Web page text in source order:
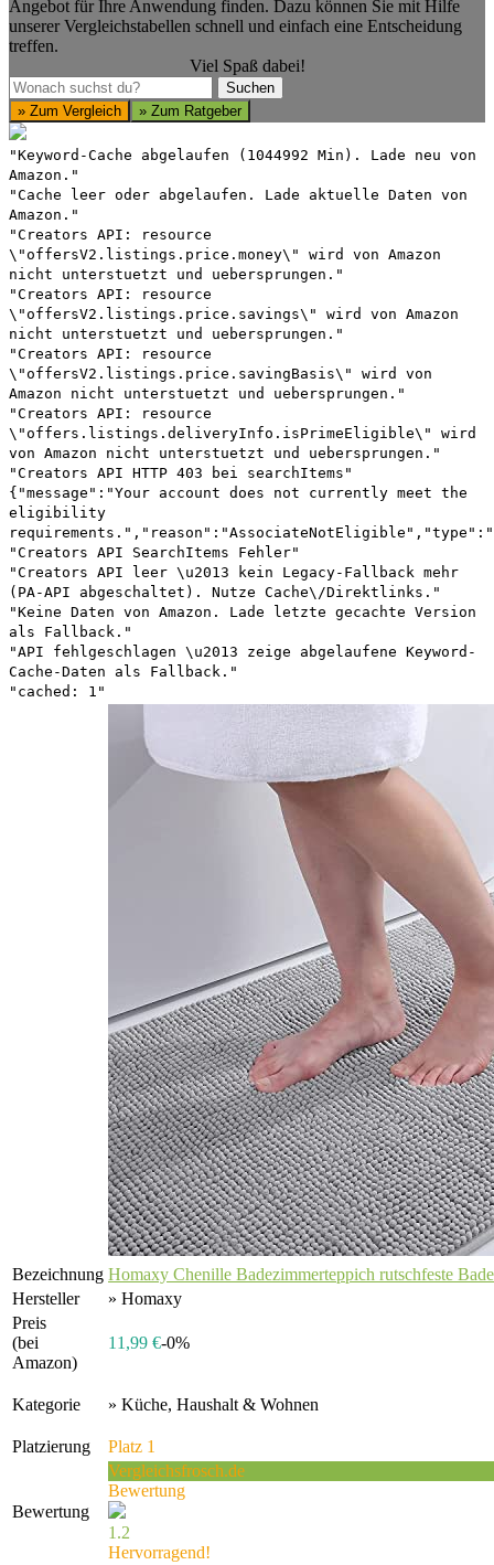
Angebot für Ihre Anwendung finden. Dazu können Sie mit Hilfe
unserer Vergleichstabellen schnell und einfach eine Entscheidung
treffen.
Viel Spaß dabei!
Suchen
Suchen
» Zum Vergleich
» Zum Ratgeber
"Keyword-Cache abgelaufen (1044992 Min). Lade neu von
Amazon."
"Cache leer oder abgelaufen. Lade aktuelle Daten von
Amazon."
"Creators API: resource
\"offersV2.listings.price.money\" wird von Amazon
nicht unterstuetzt und uebersprungen."
"Creators API: resource
\"offersV2.listings.price.savings\" wird von Amazon
nicht unterstuetzt und uebersprungen."
"Creators API: resource
\"offersV2.listings.price.savingBasis\" wird von
Amazon nicht unterstuetzt und uebersprungen."
"Creators API: resource
\"offers.listings.deliveryInfo.isPrimeEligible\" wird
von Amazon nicht unterstuetzt und uebersprungen."
"Creators API HTTP 403 bei searchItems"
{"message":"Your account does not currently meet the
eligibility
"Creators API SearchItems Fehler"
"Creators API leer \u2013 kein Legacy-Fallback mehr
(PA-API abgeschaltet). Nutze Cache\/Direktlinks."
"Keine Daten von Amazon. Lade letzte gecachte Version
als Fallback."
"API fehlgeschlagen \u2013 zeige abgelaufene Keyword-
Cache-Daten als Fallback."
"cached: 1"
Bezeichnung Homaxy Chenille Badezimmerteppich rutschfeste
Hersteller
» Homaxy
Preis
(bei
Amazon)
11,99 €-0%
Kategorie » Küche, Haushalt & Wohnen
Platzierung Platz 1
Bewertung
Vergleichsfrosch.de
Bewertung
1.2
Hervorragend!